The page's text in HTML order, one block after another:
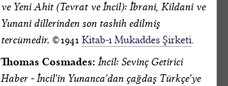
ve Yeni Ahit (Tevrat ve İncil): İbrani, Kildani ve
Yunani dillerinden son tashih edilmiş
tercümedir. ©1941 Kitab-ı Mukaddes Şirketi.
Thomas Cosmades: İncil: Sevinç Getirici
Haber - İncil'in Yunanca'dan çağdaş Türkçe'ye